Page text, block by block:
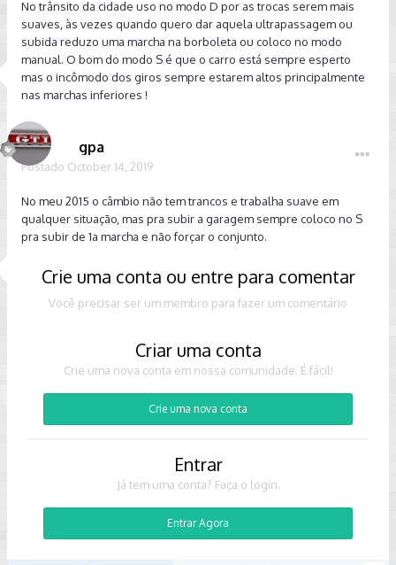
No trânsito da cidade uso no modo D por as trocas serem mais
suaves, às vezes quando quero dar aquela ultrapassagem ou
subida reduzo uma marcha na borboleta ou coloco no modo
manual. O bom do modo S é que o carro está sempre esperto
mas o incômodo dos giros sempre estarem altos principalmente
nas marchas inferiores !
gpa
Postado October 14, 2019
No meu 2015 o câmbio não tem trancos e trabalha suave em
qualquer situação, mas pra subir a garagem sempre coloco no S
pra subir de 1a marcha e não forçar o conjunto.
Crie uma conta ou entre para comentar
Você precisar ser um membro para fazer um comentário
Criar uma conta
Crie uma nova conta em nossa comunidade. É fácil!
Crie uma nova conta
Entrar
Já tem uma conta? Faça o login.
Entrar Agora